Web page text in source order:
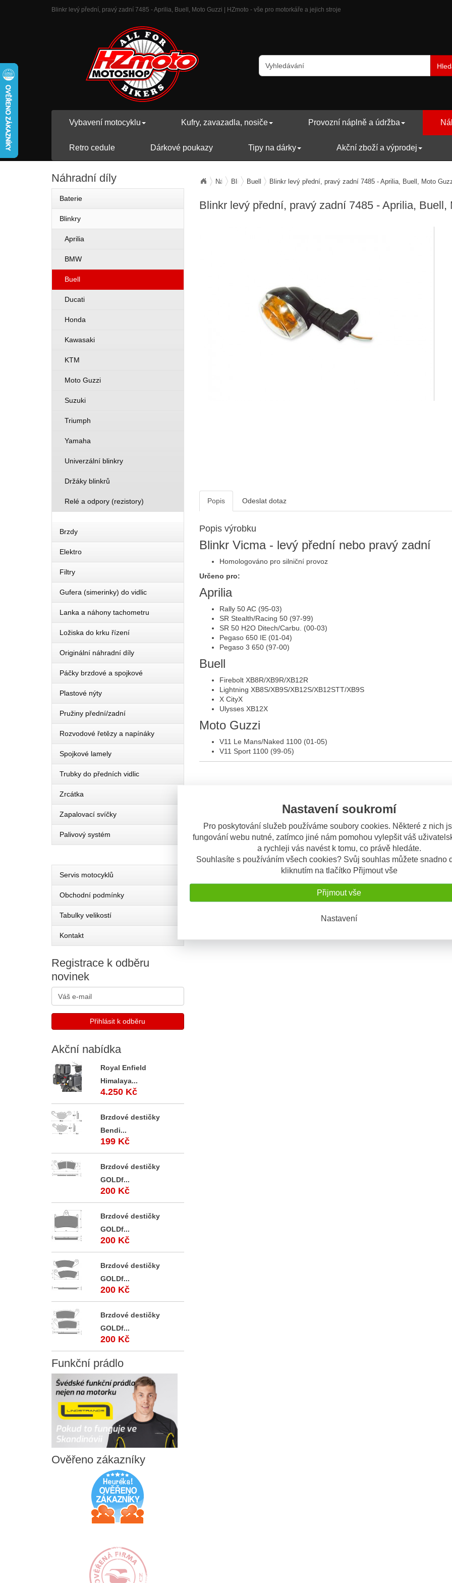
Nastavení soukromí
Pro poskytování služeb používáme soubory cookies. Některé z nich
fungování webu nutné, zatímco jiné nám pomohou vylepšit váš
a rychleji vás navést k tomu, co právě hledáte.
Souhlasíte s používáním všech cookies? Svůj souhlas můžete snadno
kliknutím na tlačítko Přijmout vše
Přijmout vše
Nastavení
Blinkr levý přední, pravý zadní 7485 - Aprilia, Buell, Moto Guzzi | HZmoto - vše pro motorkáře a jejich stroje
Vybavení motocyklu Kufry, zavazadla, nosiče Provozní náplně a údržba
Retro cedule Dárkové poukazy Tipy na dárky Akční zboží a výprodej
Náhradní díly
BlinkryBuell Blinkr levý přední, pravý zadní 7485 - Aprilia, Buell, Moto
Blinkr levý přední, pravý zadní 7485 - Aprilia, Buell,
Popis Odeslat dotaz
Popis výrobku
Blinkr Vicma - levý přední nebo pravý zadní
Homologováno pro silniční provoz
Určeno pro:
Aprilia
Rally 50 AC (95-03)
SR Stealth/Racing 50 (97-99)
SR 50 H2O Ditech/Carbu. (00-03)
Pegaso 650 IE (01-04)
Pegaso 3 650 (97-00)
Buell
Firebolt XB8R/XB9R/XB12R
Lightning XB8S/XB9S/XB12S/XB12STT/XB9S
X CityX
Ulysses XB12X
Moto Guzzi
V11 Le Mans/Naked 1100 (01-05)
V11 Sport 1100 (99-05)
Náhradní díly
Baterie
Blinkry
Aprilia
BMW
Buell
Ducati
Honda
Kawasaki
KTM
Moto Guzzi
Suzuki
Triumph
Yamaha
Univerzální blinkry
Držáky blinkrů
Relé a odpory (rezistory)
Brzdy
Elektro
Filtry
Gufera (simerinky) do vidlic
Lanka a náhony tachometru
Ložiska do krku řízení
Originální náhradní díly
Páčky brzdové a spojkové
Plastové nýty
Pružiny přední/zadní
Rozvodové řetězy a napínáky
Spojkové lamely
Trubky do předních vidlic
Zrcátka
Zapalovací svíčky
Palivový systém
Servis motocyklů
Obchodní podmínky
Tabulky velikostí
Kontakt
Registrace k odběru
novinek
Akční nabídka
Royal Enfield
Himalaya...
4.250 Kč
Brzdové destičky
Bendi...
199 Kč
Brzdové destičky
GOLDf...
200 Kč
Brzdové destičky
GOLDf...
200 Kč
Brzdové destičky
GOLDf...
200 Kč
Brzdové destičky
GOLDf...
200 Kč
Funkční prádlo
Ověřeno zákazníky